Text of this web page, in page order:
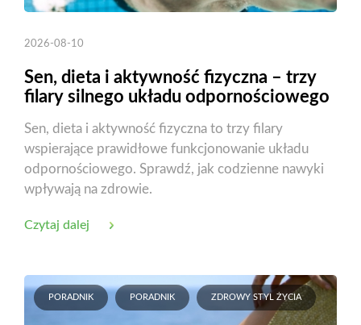
2026-08-10
Sen, dieta i aktywność fizyczna – trzy
filary silnego układu odpornościowego
Sen, dieta i aktywność fizyczna to trzy filary
wspierające prawidłowe funkcjonowanie układu
odpornościowego. Sprawdź, jak codzienne nawyki
wpływają na zdrowie.
Czytaj dalej
PORADNIK PORADNIK ZDROWY STYL ŻYCIA